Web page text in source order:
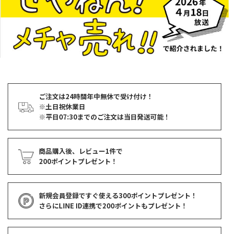
ご注文は24時間年中無休で受け付け！
※土日祝休業日
※平日07:30までのご注文は当日発送可能！
商品購入後、レビュー1件で
200ポイントプレゼント！
新規会員登録ですぐ使える300ポイントプレゼント！
さらにLINE ID連携で200ポイントもプレゼント！